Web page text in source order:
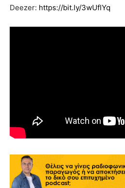
Deezer: https://bit.ly/3wUflYq